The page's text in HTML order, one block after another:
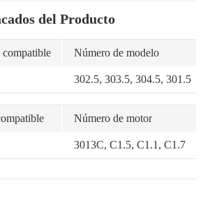
del Producto
Número de modelo
302.5, 303.5, 304.5, 301.5
Número de motor
3013C, C1.5, C1.1, C1.7